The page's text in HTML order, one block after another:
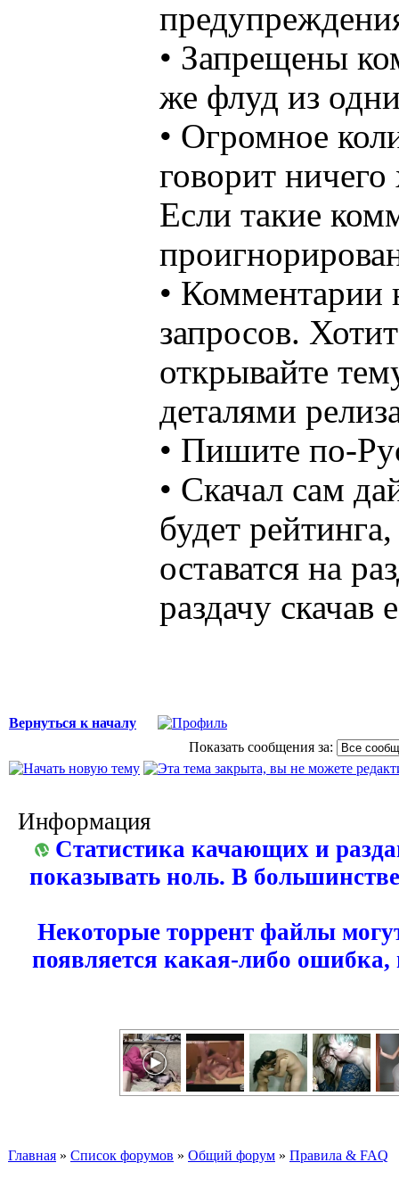
• Запрещены
же флуд из
• Огромное
говорит
Если такие
• Комментарии
запросов.
открывайте
деталями
• Пишите по-
• Скачал сам
будет
оставатся на
раздачу скачав
Вернуться к началу
Показать сообщения за:
Информация
Статистика качающих и
показывать ноль. В
Некоторые торрент файлы
появляется какая-либо
Главная » Список форумов » Общий форум » Правила & FAQ